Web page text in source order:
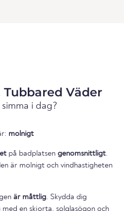
Tubbared Väder
i dag?
molnigt
på badplatsen genomsnittligt.
är molnigt och vindhastigheten
är måttlig. Skydda dig
en skjorta, solglasögon och